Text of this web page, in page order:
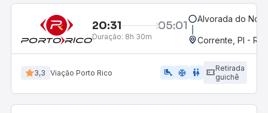
20:31 05:01
Duração: 8h 30m
Alvorada do
Corrente, PI -
3,3 Viação Porto Rico airline_seat_legroom_extra ac_unit wc
Retirada
guichê